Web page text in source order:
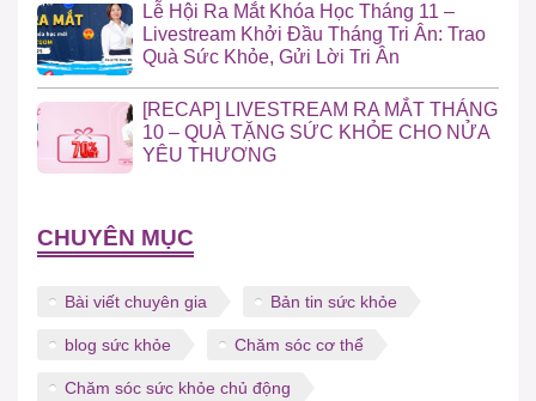
Lễ Hội Ra Mắt Khóa Học Tháng 11 –
Livestream Khởi Đầu Tháng Tri Ân: Trao
Quà Sức Khỏe, Gửi Lời Tri Ân
[RECAP] LIVESTREAM RA MẮT THÁNG
10 – QUÀ TẶNG SỨC KHỎE CHO NỬA
YÊU THƯƠNG
CHUYÊN MỤC
Bài viết chuyên gia Bản tin sức khỏe
blog sức khỏe Chăm sóc cơ thể
Chăm sóc sức khỏe chủ động